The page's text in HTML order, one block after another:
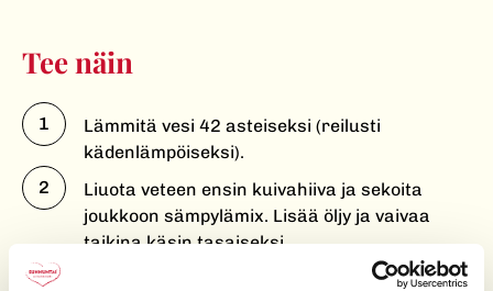
Tee näin
Lämmitä vesi 42 asteiseksi (reilusti
kädenlämpöiseksi).
Liuota veteen ensin kuivahiiva ja sekoita
joukkoon sämpylämix. Lisää öljy ja vaivaa
taikina käsin tasaiseksi.
Peitä taikina liinalla ja anna kohota